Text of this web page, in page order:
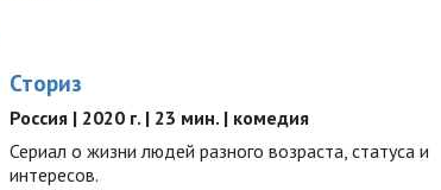
Сториз
Россия | 2020 г. | 23 мин. | комедия
Сериал о жизни людей разного возраста, статуса и
интересов.